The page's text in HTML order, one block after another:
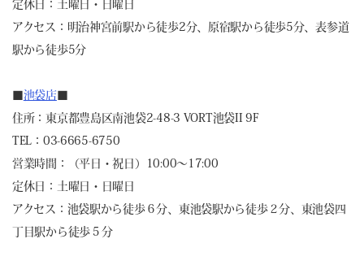
定休日：土曜日・日曜日
アクセス：明治神宮前駅から徒歩2分、原宿駅から徒歩5分、表参道
駅から徒歩5分
■池袋店■
住所：東京都豊島区南池袋2-48-3 VORT池袋II 9F
TEL：03-6665-6750
営業時間：（平日・祝日）10:00～17:00
定休日：土曜日・日曜日
アクセス：池袋駅から徒歩６分、東池袋駅から徒歩２分、東池袋四
丁目駅から徒歩５分